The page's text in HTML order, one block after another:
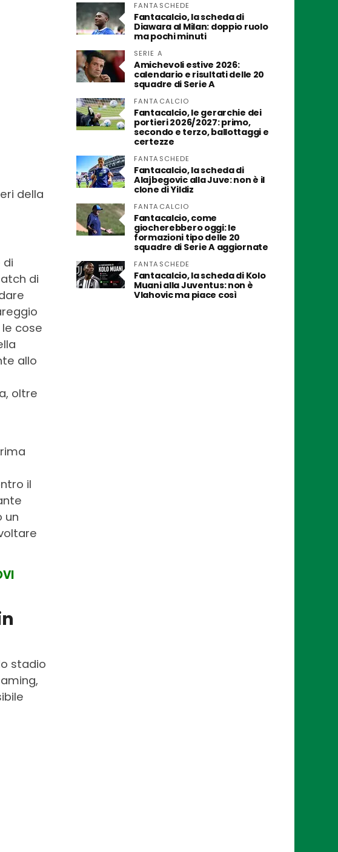
della
di
di
cose
allo
oltre
il
un
stadio
FANTASCHEDE
Fantacalcio, la scheda di
Diawara al Milan: doppio ruolo
ma pochi minuti
SERIE A
Amichevoli estive 2026:
calendario e risultati delle 20
squadre di Serie A
FANTACALCIO
Fantacalcio, le gerarchie dei
portieri 2026/2027: primo,
secondo e terzo, ballottaggi e
certezze
FANTASCHEDE
Fantacalcio, la scheda di
Alajbegovic alla Juve: non è il
clone di Yildiz
FANTACALCIO
Fantacalcio, come
giocherebbero oggi: le
formazioni tipo delle 20
squadre di Serie A aggiornate
FANTASCHEDE
Fantacalcio, la scheda di Kolo
Muani alla Juventus: non è
Vlahovic ma piace così